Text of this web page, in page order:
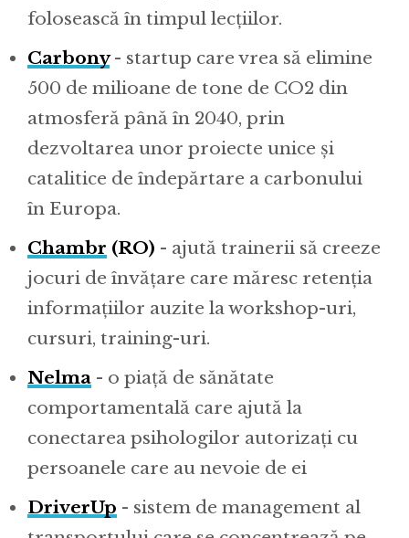
folosească în timpul lecțiilor.
Carbony - startup care vrea să elimine
500 de milioane de tone de CO2 din
atmosferă până în 2040, prin
dezvoltarea unor proiecte unice și
catalitice de îndepărtare a carbonului
în Europa.
Chambr (RO) - ajută trainerii să creeze
jocuri de învățare care măresc retenția
informațiilor auzite la workshop-uri,
cursuri, training-uri.
Nelma - o piață de sănătate
comportamentală care ajută la
conectarea psihologilor autorizați cu
persoanele care au nevoie de ei
DriverUp - sistem de management al